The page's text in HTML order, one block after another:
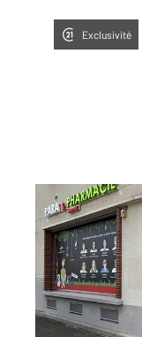
Exclusivité
MONTMIRAIL
177 m2, 10
Ref : 23663
4
par mois